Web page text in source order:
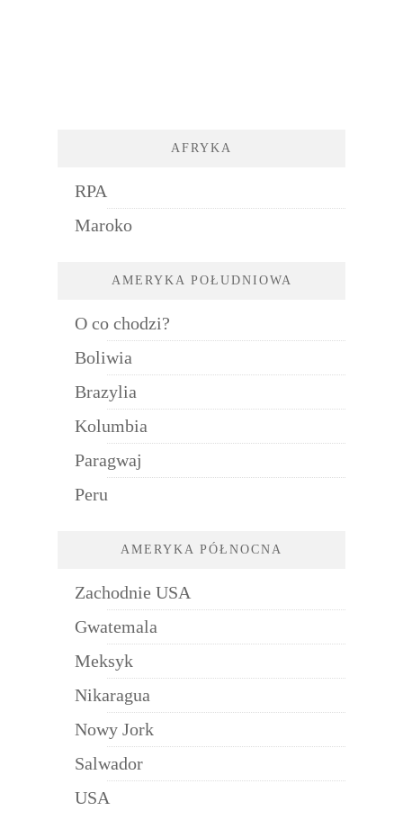
AFRYKA
RPA
Maroko
AMERYKA POŁUDNIOWA
O co chodzi?
Boliwia
Brazylia
Kolumbia
Paragwaj
Peru
AMERYKA PÓŁNOCNA
Zachodnie USA
Gwatemala
Meksyk
Nikaragua
Nowy Jork
Salwador
USA